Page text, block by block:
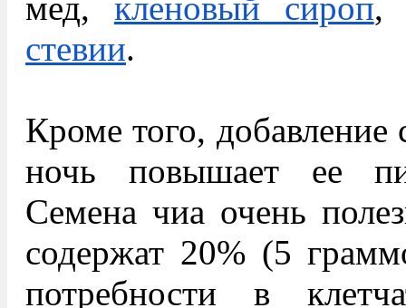
стевии.
Кроме того,
ночь повышает ее
Семена чиа очень
содержат 20% (5
потребности в